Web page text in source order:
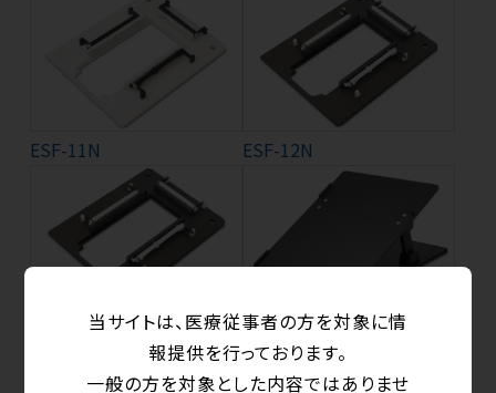
当サイトは、医療従事者の方を対象に情
報提供を行っております。
一般の方を対象とした内容ではありませ
ESF-11N ESF-12N
ESF-12NE ESF-ANG